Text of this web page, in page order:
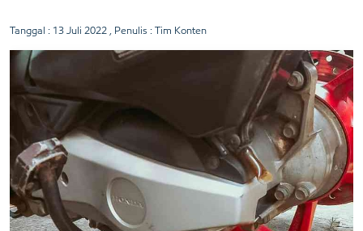
Tanggal : 13 Juli 2022 , Penulis : Tim Konten